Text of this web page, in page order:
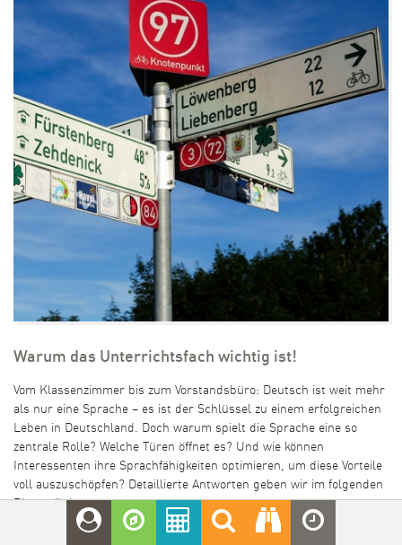
Warum das Unterrichtsfach wichtig ist!
Vom Klassenzimmer bis zum Vorstandsbüro: Deutsch ist weit mehr
als nur eine Sprache – es ist der Schlüssel zu einem erfolgreichen
Leben in Deutschland. Doch warum spielt die Sprache eine so
zentrale Rolle? Welche Türen öffnet es? Und wie können
Interessenten ihre Sprachfähigkeiten optimieren, um diese Vorteile
voll auszuschöpfen? Detaillierte Antworten geben wir im folgenden
Blogartikel.